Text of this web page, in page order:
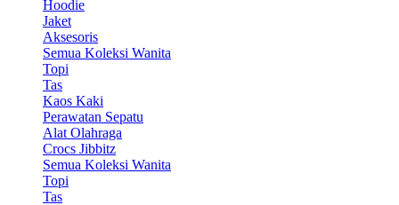
Hoodie
Jaket
Aksesoris
Semua Koleksi Wanita
Topi
Tas
Kaos Kaki
Perawatan Sepatu
Alat Olahraga
Crocs Jibbitz
Semua Koleksi Wanita
Topi
Tas